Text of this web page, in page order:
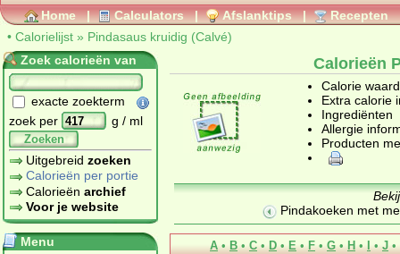
Home | Calculators | Afslanktips | Recepten
• Calorielijst » Pindasaus kruidig (Calvé)
Zoek calorieën van
exacte zoekterm
zoek per
g / ml
Zoeken
Uitgebreid zoeken
Calorieën per portie
Calorieën archief
Voor je website
Menu
Calorieën
Calorie
Extra calorie
Ingrediënten
Allergie
Producten
Pindakoeken met
A • B • C • D • E • F • G • H • I • J •